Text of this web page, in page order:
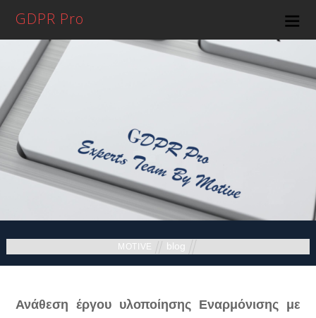
GDPR Pro
MOTIVE blog
Ανάθεση έργου υλοποίησης Εναρμόνισης με